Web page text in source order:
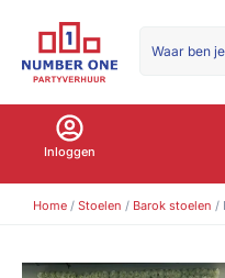
Inloggen
Home / Stoelen / Barok stoelen /